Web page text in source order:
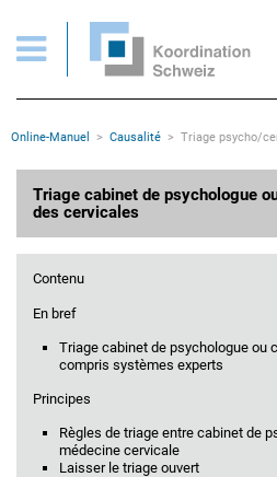
Pages importantes
Page d'accueil
Contenu
Plan du site
Rootline
Online-Manuel Causalité Triage psycho/
Triage cabinet de psychologue
des cervicales
Contenu
En bref
Triage cabinet de psychologue ou
compris systèmes experts
Principes
Règles de triage entre cabinet de
médecine cervicale
Laisser le triage ouvert